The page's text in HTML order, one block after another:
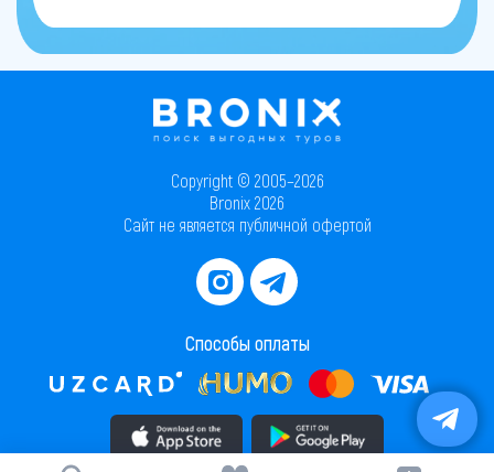
Copyright © 2005–2026
Bronix 2026
Сайт не является публичной офертой
Способы оплаты
Скачать приложение в AppStore Скачать приложение в PlayMarket